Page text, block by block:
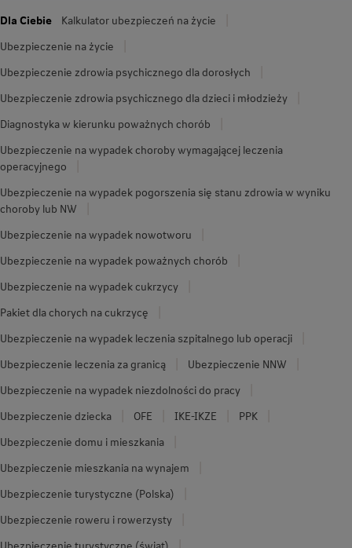
Dla Ciebie
Kalkulator ubezpieczeń na życie
Ubezpieczenie na życie
Ubezpieczenie zdrowia psychicznego dla dorosłych
Ubezpieczenie zdrowia psychicznego dla dzieci i młodzieży
Diagnostyka w kierunku poważnych chorób
Ubezpieczenie na wypadek choroby wymagającej leczenia
operacyjnego
Ubezpieczenie na wypadek pogorszenia się stanu zdrowia w wyniku
choroby lub NW
Ubezpieczenie na wypadek nowotworu
Ubezpieczenie na wypadek poważnych chorób
Ubezpieczenie na wypadek cukrzycy
Pakiet dla chorych na cukrzycę
Ubezpieczenie na wypadek leczenia szpitalnego lub operacji
Ubezpieczenie leczenia za granicą
Ubezpieczenie NNW
Ubezpieczenie na wypadek niezdolności do pracy
Ubezpieczenie dziecka
OFE IKE-IKZE
PPK
Ubezpieczenie domu i mieszkania
Ubezpieczenie mieszkania na wynajem
Ubezpieczenie turystyczne (Polska)
Ubezpieczenie roweru i rowerzysty